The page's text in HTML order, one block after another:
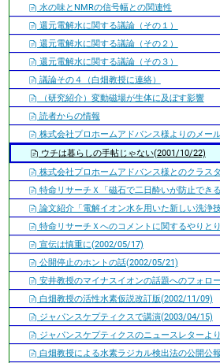
水の味とNMRの信号幅との関連性
還元電解水に関する議論（その１）
還元電解水に関する議論（その２）
還元電解水に関する議論（その３）
議論その４（白畑教授に連絡）
（研究紹介）変動磁場が生体に及ぼす影響
読者からの情報
株式会社プロホームアドバンス様よりのメー
ウチは暮らしの手帖じゃない(2001/10/22)
株式会社プロホームアドバンス様とのクラス
特命リサーチＸ「磁石で二日酔いが防止でき
論文紹介「電解イオン水を用いた新しい洗浄
特命リサーチＸへのコメントに関するやりと
宣伝は慎重に(2002/05/17)
公開停止のホントの話(2002/05/21)
安井教授のマイナスイオンの話題へのフォロー
白畑教授の活性水素仮説改訂版(2002/11/09)
ジャパンスケプティクスで講演(2003/04/15)
ジャパンスケプティクスのニュースレターよ
白畑教授による水素ラジカル検出法の公開公